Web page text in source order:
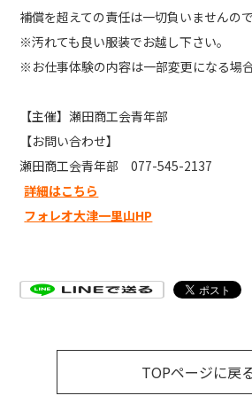
補償を超えての責任は一切負いませんの
※汚れても良い服装でお越し下さい。
※お仕事体験の内容は一部変更になる場合
【主催】瀬田商工会青年部
【お問い合わせ】
瀬田商工会青年部 077-545-2137
詳細はこちら
フォレオ大津一里山HP
TOPページに戻